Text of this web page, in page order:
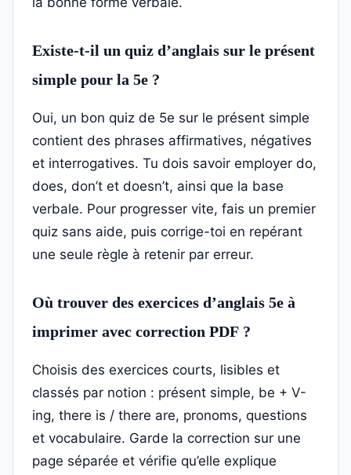
Existe-t-il un quiz d’anglais sur le présent
simple pour la 5e ?
Oui, un bon quiz de 5e sur le présent simple
contient des phrases affirmatives, négatives
et interrogatives. Tu dois savoir employer do,
does, don’t et doesn’t, ainsi que la base
verbale. Pour progresser vite, fais un premier
quiz sans aide, puis corrige-toi en repérant
une seule règle à retenir par erreur.
Où trouver des exercices d’anglais 5e à
imprimer avec correction PDF ?
Choisis des exercices courts, lisibles et
classés par notion : présent simple, be + V-
ing, there is / there are, pronoms, questions
et vocabulaire. Garde la correction sur une
page séparée et vérifie qu’elle explique